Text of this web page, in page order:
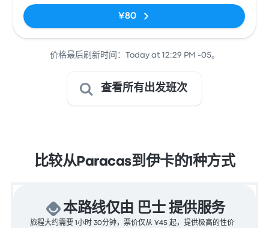
¥80
价格最后刷新时间：Today at 12:29 PM -05。
查看所有出发班次
比较从Paracas到伊卡的1种方式
本路线仅由 巴士 提供服务
旅程大约需要 1小时 30分钟，票价仅从 ¥45 起，提供极高的性价